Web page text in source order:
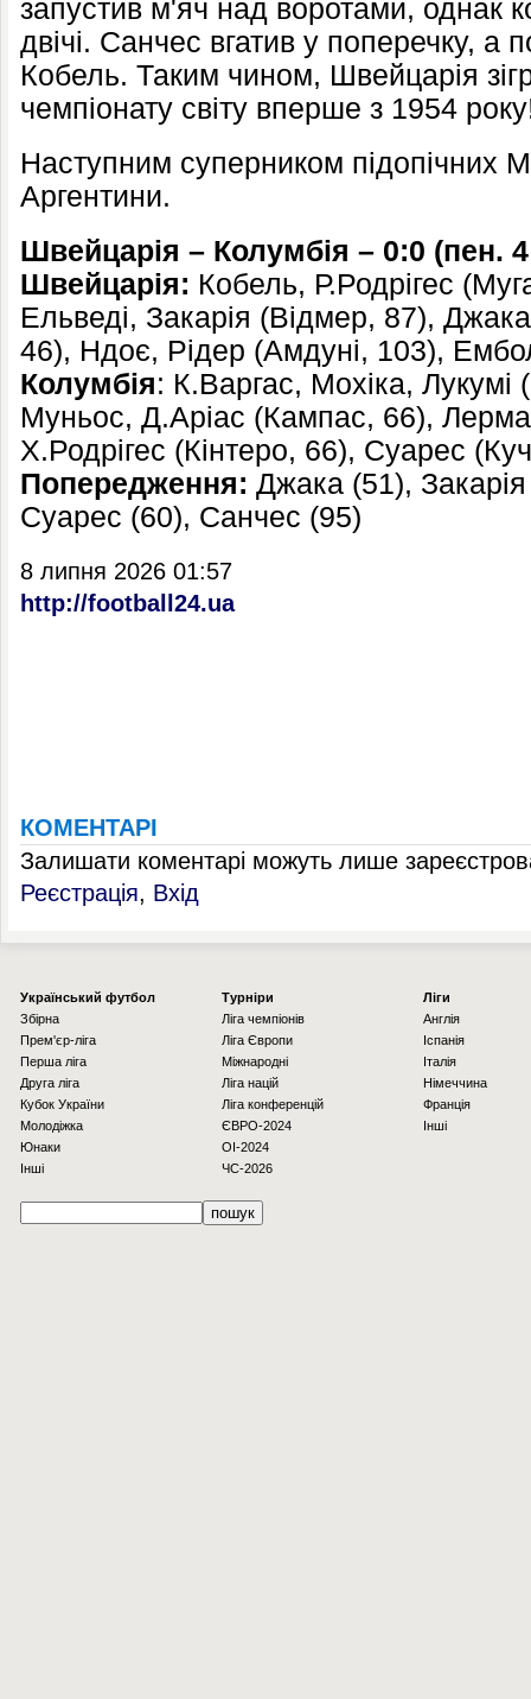
запустив м'яч над воротами, однак
двічі. Санчес вгатив у поперечку, а
Кобель. Таким чином, Швейцарія
чемпіонату світу вперше з 1954
Наступним суперником підопічних
Аргентини.
Швейцарія – Колумбія – 0:0 (пен.
Швейцарія: Кобель, Р.Родрігес
Ельведі, Закарія (Відмер, 87),
46), Ндоє, Рідер (Амдуні, 103),
Колумбія: К.Варгас, Мохіка,
Муньос, Д.Аріас (Кампас, 66),
Х.Родрігес (Кінтеро, 66), Суарес
Попередження: Джака (51),
Суарес (60), Санчес (95)
8 липня 2026 01:57
http://football24.ua
КОМЕНТАРІ
Залишати коментарі можуть лише
Реєстрація, Вхід
Українcький футбол
Збірна
Прем'єр-ліга
Перша ліга
Друга ліга
Кубок України
Молодіжка
Юнаки
Інші
Турніри
Ліга чемпіонів
Ліга Європи
Міжнародні
Ліга націй
Ліга конференцій
ЄВРО-2024
OI-2024
ЧС-2026
Ліги
Англія
Іспанія
Італія
Німеччина
Франція
Інші